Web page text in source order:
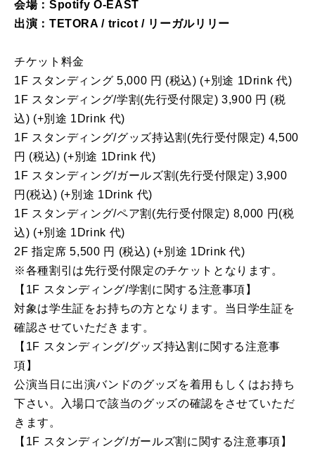
会場：Spotify O-EAST
出演：TETORA / tricot / リーガルリリー
チケット料金
1F スタンディング 5,000 円 (税込) (+別途 1Drink 代)
1F スタンディング/学割(先行受付限定) 3,900 円 (税
込) (+別途 1Drink 代)
1F スタンディング/グッズ持込割(先行受付限定) 4,500
円 (税込) (+別途 1Drink 代)
1F スタンディング/ガールズ割(先行受付限定) 3,900
円(税込) (+別途 1Drink 代)
1F スタンディング/ペア割(先行受付限定) 8,000 円(税
込) (+別途 1Drink 代)
2F 指定席 5,500 円 (税込) (+別途 1Drink 代)
※各種割引は先行受付限定のチケットとなります。
【1F スタンディング/学割に関する注意事項】
対象は学生証をお持ちの方となります。当日学生証を
確認させていただきます。
【1F スタンディング/グッズ持込割に関する注意事
項】
公演当日に出演バンドのグッズを着用もしくはお持ち
下さい。入場口で該当のグッズの確認をさせていただ
きます。
【1F スタンディング/ガールズ割に関する注意事項】